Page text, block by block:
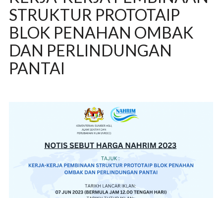
STRUKTUR PROTOTAIP
BLOK PENAHAN OMBAK
DAN PERLINDUNGAN
PANTAI